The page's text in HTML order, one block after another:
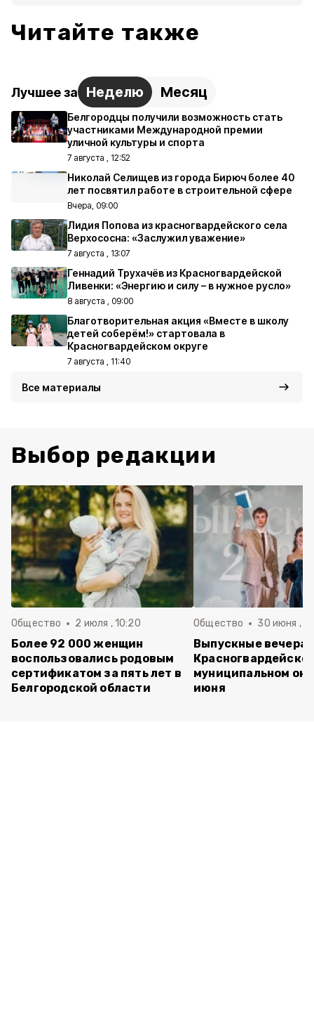
Читайте также
Лучшее за Неделю Месяц
Белгородцы получили возможность стать
участниками Международной премии
уличной культуры и спорта
7 августа , 12:52
Николай Селищев из города Бирюч более 40
лет посвятил работе в строительной сфере
Вчера, 09:00
Лидия Попова из красногвардейского села
Верхососна: «Заслужил уважение»
7 августа , 13:07
Геннадий Трухачёв из Красногвардейской
Ливенки: «Энергию и силу – в нужное русло»
8 августа , 09:00
Благотворительная акция «Вместе в школу
детей соберём!» стартовала в
Красногвардейском округе
7 августа , 11:40
Все материалы
Выбор редакции
Общество 2 июля , 10:20
Более 92 000 женщин
воспользовались родовым
сертификатом за пять лет в
Белгородской области
Общество 30 июня ,
Выпускные вечера
муниципальном
июня